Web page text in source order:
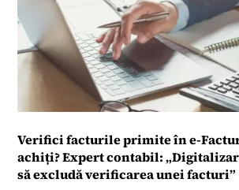
Verifici facturile primite în e-
achiți? Expert contabil:
să excludă verificarea unei facturi”